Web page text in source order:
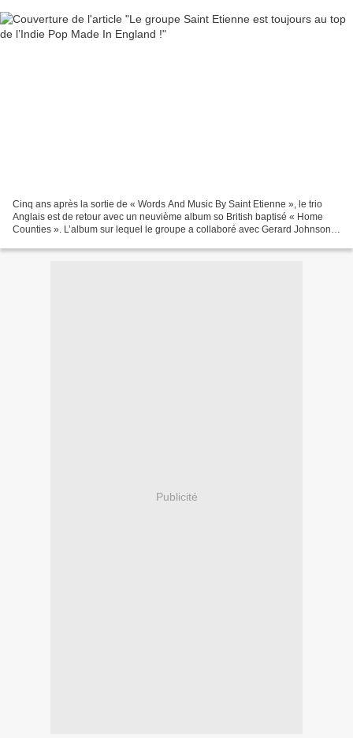
Cinq ans après la sortie de « Words And Music By Saint Etienne », le trio
Anglais est de retour avec un neuvième album so British baptisé « Home
Counties ». L’album sur lequel le groupe a collaboré avec Gerard Johnson,
Publicité